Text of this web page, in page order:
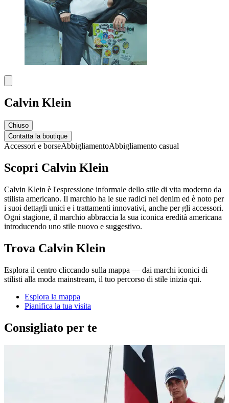
Calvin Klein
Chiuso
Contatta la boutique
Accessori e borseAbbigliamentoAbbigliamento casual
Scopri Calvin Klein
Calvin Klein è l'espressione informale dello stile di vita moderno da
stilista americano. Il marchio ha le sue radici nel denim ed è noto per
i suoi dettagli unici e i trattamenti innovativi, anche per gli accessori.
Ogni stagione, il marchio abbraccia la sua iconica eredità americana
introducendo uno stile nuovo e suggestivo.
Trova Calvin Klein
Esplora il centro cliccando sulla mappa — dai marchi iconici di
stilisti alla moda mainstream, il tuo percorso di stile inizia qui.
Esplora la mappa
Pianifica la tua visita
Consigliato per te